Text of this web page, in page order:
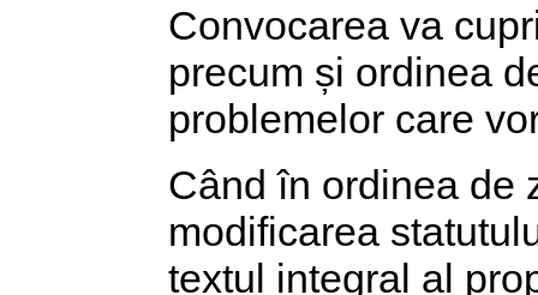
Convocarea va
precum și ordinea
problemelor care
Când în ordinea de
modificarea
textul integral al